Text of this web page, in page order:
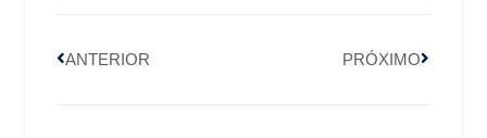
ANTERIOR PRÓXIMO